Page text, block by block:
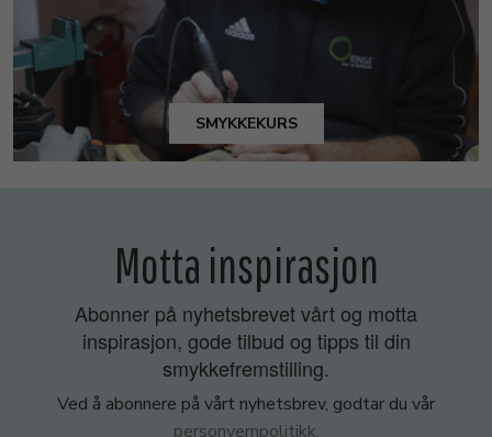
SMYKKEKURS
Motta inspirasjon
Abonner på nyhetsbrevet vårt og motta
inspirasjon, gode tilbud og tipps til din
smykkefremstilling.
Ved å abonnere på vårt nyhetsbrev, godtar du vår
personvernpolitikk.